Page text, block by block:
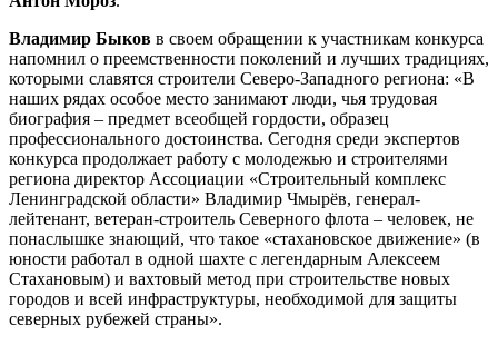
Владимир Быков в своем обращении к участникам конкурса
напомнил о преемственности поколений и лучших традициях,
которыми славятся строители Северо-Западного региона: «В
наших рядах особое место занимают люди, чья трудовая
биография – предмет всеобщей гордости, образец
профессионального достоинства. Сегодня среди экспертов
конкурса продолжает работу с молодежью и строителями
региона директор Ассоциации «Строительный комплекс
Ленинградской области» Владимир Чмырёв, генерал-
лейтенант, ветеран-строитель Северного флота – человек, не
понаслышке знающий, что такое «стахановское движение» (в
юности работал в одной шахте с легендарным Алексеем
Стахановым) и вахтовый метод при строительстве новых
городов и всей инфраструктуры, необходимой для защиты
северных рубежей страны».